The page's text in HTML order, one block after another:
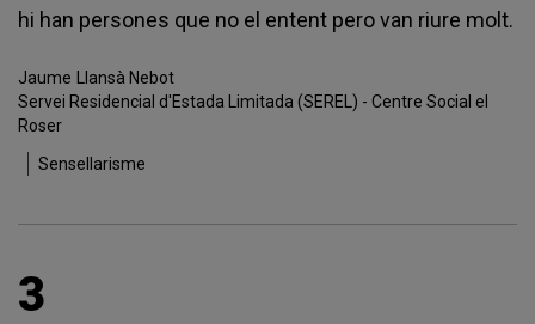
hi han persones que no el entent pero van riure molt.
Jaume
Llansà Nebot
Servei Residencial d'Estada Limitada (SEREL) - Centre Social el
Roser
Sensellarisme
3